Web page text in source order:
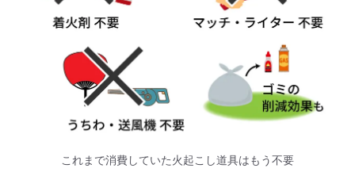
これまで消費していた火起こし道具はもう不要